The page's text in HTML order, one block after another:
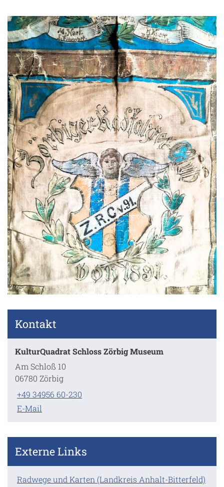
Kontakt
KulturQuadrat Schloss Zörbig Museum
Am Schloß 10
06780 Zörbig
+49 34956 60-230
E-Mail
Externe Links
Radwege und Karten (Landkreis Anhalt-Bitterfeld)